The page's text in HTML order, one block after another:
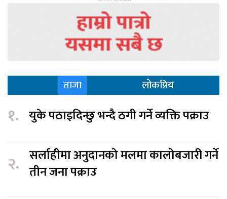
ताजा लोकप्रिय
१. युके पठाइदिन्छु भन्दै ठगी गर्ने व्यक्ति पक्राउ
२. सर्लाहीमा अनुदानको मलमा कालोबजारी गर्ने
तीन जना पक्राउ